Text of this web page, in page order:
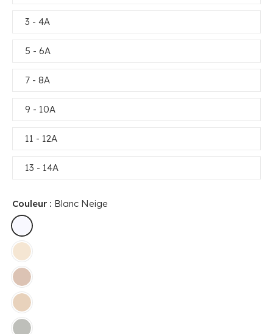
3 - 4A
5 - 6A
7 - 8A
9 - 10A
11 - 12A
13 - 14A
Couleur : Blanc Neige